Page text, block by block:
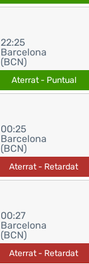
22:25
Barcelona
(BCN)
Aterrat - Puntual
00:25
Barcelona
(BCN)
Aterrat - Retardat
00:27
Barcelona
(BCN)
Aterrat - Retardat